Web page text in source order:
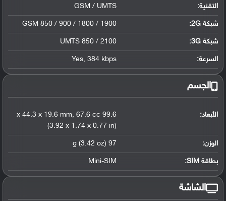
التقنية: GSM / UMTS
شبكة 2G: GSM 850 / 900 / 1800 / 1900
شبكة 3G :
UMTS 850 / 2100
السرعة: Yes, 384 kbps
الجسم
الأبعاد: 99.6 x 44.3 x 19.6 mm
, 67.6 cc
(3.92 x 1.74 x 0.77 in)
الوزن: 97 g (3.42 oz)
بطاقة SIM: Mini-SIM
الشاشة